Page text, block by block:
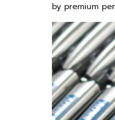
by premium